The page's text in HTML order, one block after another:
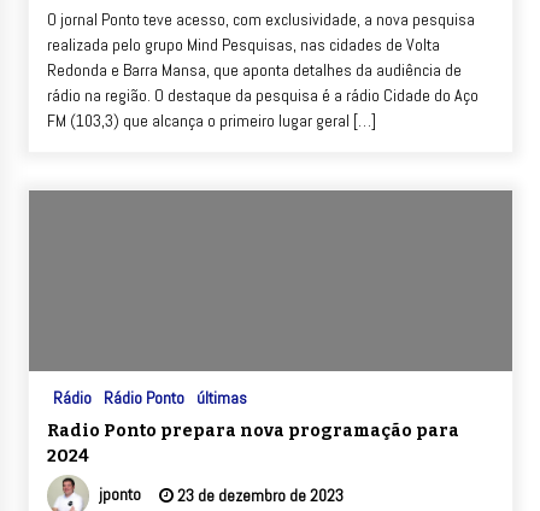
O jornal Ponto teve acesso, com exclusividade, a nova pesquisa
realizada pelo grupo Mind Pesquisas, nas cidades de Volta
Redonda e Barra Mansa, que aponta detalhes da audiência de
rádio na região. O destaque da pesquisa é a rádio Cidade do Aço
FM (103,3) que alcança o primeiro lugar geral […]
Rádio Rádio Ponto últimas
Radio Ponto prepara nova programação para
2024
jponto 23 de dezembro de 2023